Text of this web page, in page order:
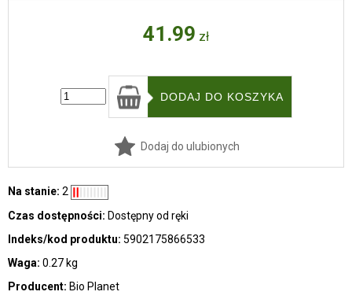
41.99 zł
Dodaj do ulubionych
Na stanie: 2
Czas dostępności: Dostępny od ręki
Indeks/kod produktu: 5902175866533
Waga: 0.27 kg
Producent: Bio Planet